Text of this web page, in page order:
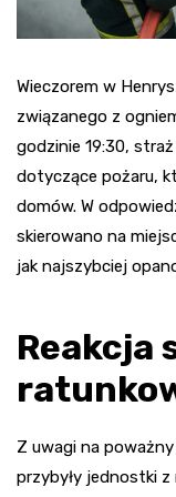
Wieczorem w
związanego z
godzinie 19:30,
dotyczące pożaru,
domów. W
skierowano na
jak najszybciej
Reakcja
Z uwagi na
przybyły jednostki